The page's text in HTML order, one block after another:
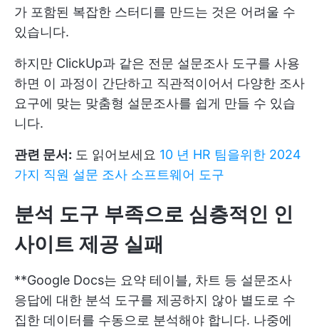
가 포함된 복잡한 스터디를 만드는 것은 어려울 수
있습니다.
하지만 ClickUp과 같은 전문 설문조사 도구를 사용
하면 이 과정이 간단하고 직관적이어서 다양한 조사
요구에 맞는 맞춤형 설문조사를 쉽게 만들 수 있습
니다.
관련 문서: 도 읽어보세요 10 년 HR 팀을위한 2024
가지 직원 설문 조사 소프트웨어 도구
분석 도구 부족으로 심층적인 인
사이트 제공 실패
**Google Docs는 요약 테이블, 차트 등 설문조사
응답에 대한 분석 도구를 제공하지 않아 별도로 수
집한 데이터를 수동으로 분석해야 합니다. 나중에